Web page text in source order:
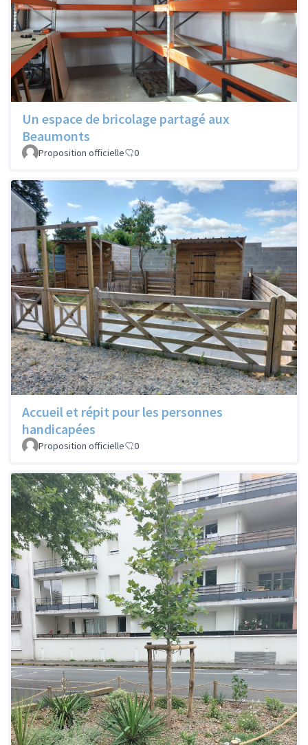
Un espace de bricolage partagé aux
Beaumonts
Proposition officielle 0
Accueil et répit pour les personnes
handicapées
Proposition officielle 0